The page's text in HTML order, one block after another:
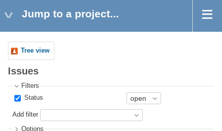
Jump to a project...
Tree view
Issues
Filters
Status
Add filter
Options